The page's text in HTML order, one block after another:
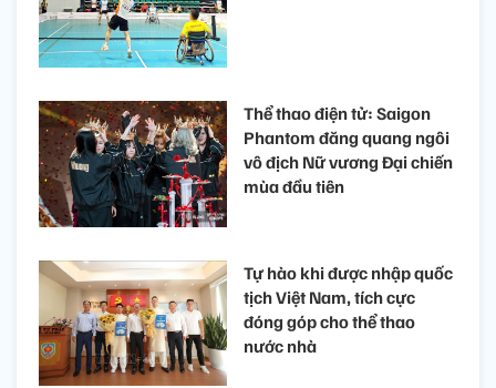
Thể thao điện tử: Saigon
Phantom đăng quang ngôi
vô địch Nữ vương Đại chiến
mùa đầu tiên
Tự hào khi được nhập quốc
tịch Việt Nam, tích cực
đóng góp cho thể thao
nước nhà